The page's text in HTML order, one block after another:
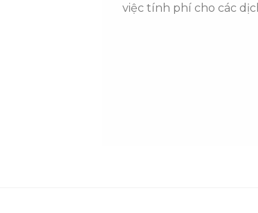
việc tính phí cho các